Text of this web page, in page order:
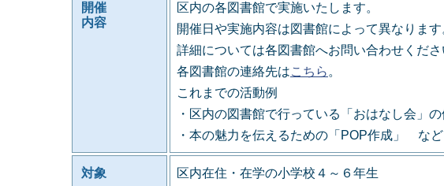
開催
内容
区内の各図書館で実施いたします。
開催日や実施内容は図書館によって異なります
詳細については各図書館へお問い合わせくださ
各図書館の連絡先はこちら 。
これまでの活動例
・区内の図書館で行っている「おはなし会」の
・本の魅力を伝えるための「POP作成」 な
対象
区内在住・在学の小学校４～６年生